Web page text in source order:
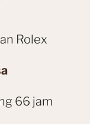
Rolex
66 jam